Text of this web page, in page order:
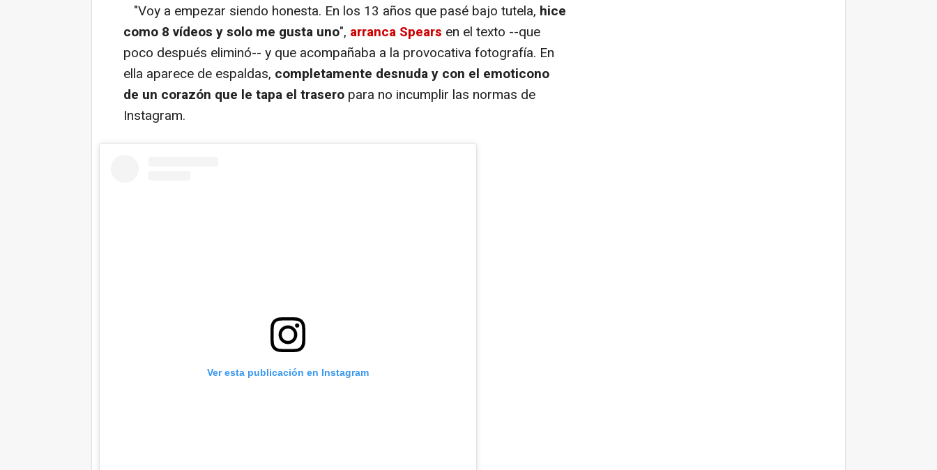
"Voy a empezar siendo honesta. En los 13 años que pasé bajo tutela, hice
como 8 vídeos y solo me gusta uno", arranca Spears en el texto --que
poco después eliminó-- y que acompañaba a la provocativa fotografía. En
ella aparece de espaldas, completamente desnuda y con el emoticono
de un corazón que le tapa el trasero para no incumplir las normas de
Instagram.
Ver esta publicación en Instagram